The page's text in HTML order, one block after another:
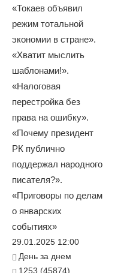
«Токаев объявил
режим тотальной
экономии в стране».
«Хватит мыслить
шаблонами!».
«Налоговая
перестройка без
права на ошибку».
«Почему президент
РК публично
поддержал народного
писателя?».
«Приговоры по делам
о январских
событиях»
29.01.2025 12:00
День за днем
1253 (45874)